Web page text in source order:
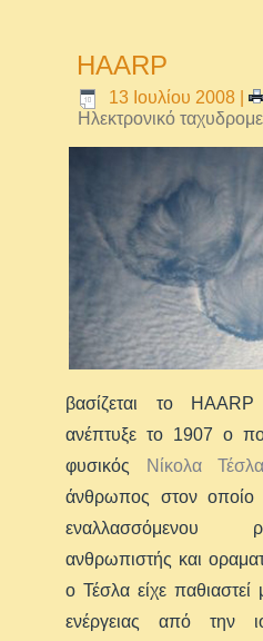
HAARP
13 Ιουλίου 2008 |
Ηλεκτρονικό
βασίζεται το
ανέπτυξε το 1907 ο
φυσικός
Νίκολα
άνθρωπος στον οποίο
εναλλασσόμενου
ανθρωπιστής και
ο Τέσλα είχε παθιαστεί
ενέργειας από την